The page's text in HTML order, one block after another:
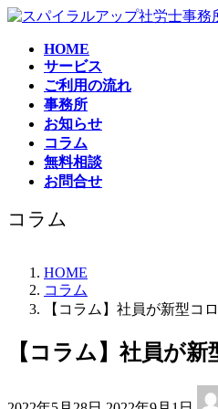
コ
ナ
HOME
サービス
ご利用の流れ
事務所
お知らせ
コラム
無料相談
お問合せ
コラム
HOME
コラム
【コラム】社員が新型コ
【コラム】社員が